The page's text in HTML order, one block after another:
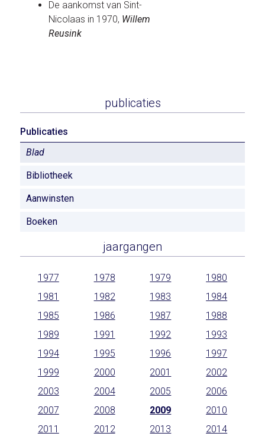
De aankomst van Sint-
Nicolaas in 1970, Willem
Reusink
publicaties
Publicaties
Blad
Bibliotheek
Aanwinsten
Boeken
jaargangen
1977 1978 1979
1980
1981
1982 1983
1984
1985
1986 1987
1988
1989
1991 1992
1993
1994
1995 1996
1997
1999
2000 2001
2002
2003
2004 2005
2006
2007
2008 2009
2010
2011
2012 2013
2014